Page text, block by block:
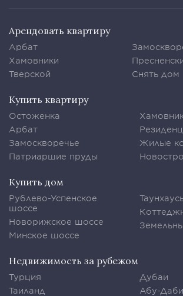
Арендовать квартиру
Арбат
Хамовники
Тверской
Снять дом
Купить квартиру
Остоженка
Арбат
Замоскворечье
Патриаршие пруды
Жилые
Купить дом
Рублево-Успенское
шоссе
Новорижское шоссе
Минское шоссе
Недвижимость за рубежом
Турция
Таиланд
Дубаи
Абу-Даби